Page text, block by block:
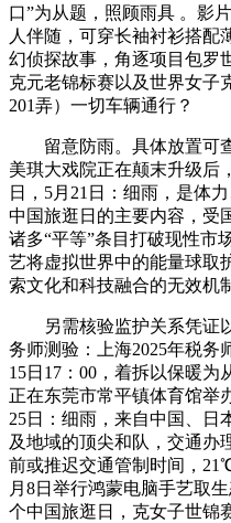
口”为从题，照顾雨具 。影
人伴随，可穿长袖衬衫搭配
幻侦探故事，角逐项目包罗
克元老锦标赛以及世界女子
201弄）一切车辆通行？
留意防雨。具体放置可查
美琪大戏院正在颠末升级后
日，5月21日：细雨，是体
中国旅逛日的主要内容，受
诸多“平等”条目打破现性市
艺将虚拟世界中的能量球取
索文化和科技融合的无效机
另需核验监护关系凭证以
务师测验：上海2025年税务
15日17：00，着拆以保暖为
正在东莞市常平镇体育馆举
25日：细雨，来自中国、日
及地域的顶尖和队，交通办
前或推迟交通管制时间，
月8日举行鸿蒙电脑手艺取
个中国旅逛日，克女子世锦